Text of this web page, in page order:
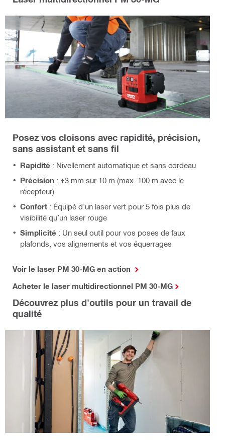
Posez vos cloisons avec rapidité, précision,
sans assistant et sans fil
Rapidité : Nivellement automatique et sans cordeau
Précision : ±3 mm sur 10 m (max. 100 m avec le
récepteur)
Confort : Équipé d'un laser vert pour 5 fois plus de
visibilité qu’un laser rouge
Simplicité : Un seul outil pour vos poses de faux
plafonds, vos alignements et vos équerrages
Voir le laser PM 30-MG en action
Acheter le laser multidirectionnel PM 30-MG
Découvrez plus d'outils pour un travail de
qualité